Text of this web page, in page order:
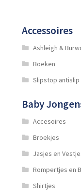
Accessoires
Ashleigh &
Boeken
Slipstop
Baby
Accesoires
Broekjes
Jasjes en
Rompertjes en
Shirtjes